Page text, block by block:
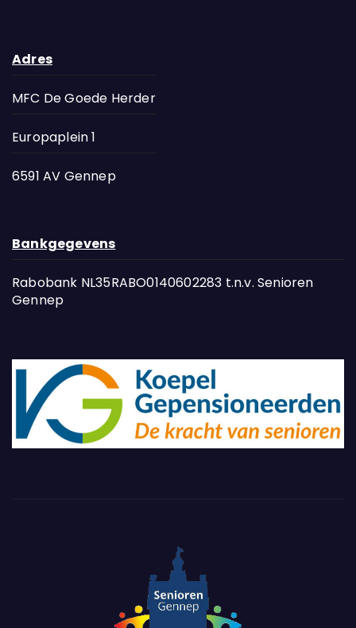
Adres
MFC De Goede Herder
Europaplein 1
6591 AV Gennep
Bankgegevens
Rabobank NL35RABO0140602283 t.n.v. Senioren
Gennep